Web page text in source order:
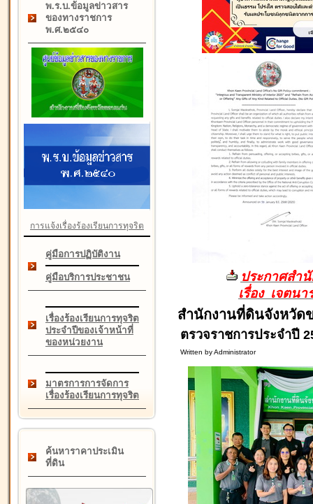
พ.ร.บ.ข้อมูลข่าวสาร
ของทางราชการ
พ.ศ.๒๕๔๐
การแจ้งเรื่องร้องเรียนการทุจริต
คู่มือการปฏิบัติงาน
คู่มือบริการประชาชน
เรื่องร้องเรียนการทุจริต
ประจำปีของเจ้าหน้าที่
ของหน่วยงาน
มาตรการการจัดการ
เรื่องร้องเรียนการทุจริต
ค้นหาราคาประเมิน
ที่ดิน
ประกาศสำ
เรื่อง เจตน
สำนักงานที่ดินจังหวัด
ตรวจราชการประจำปี
Written by Administrator